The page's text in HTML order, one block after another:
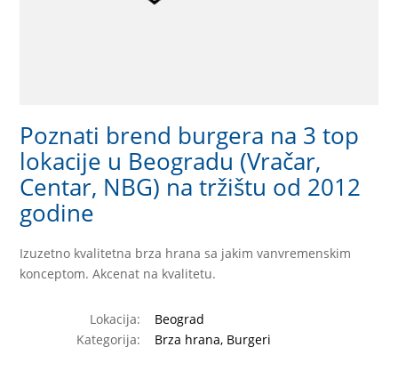
Poznati brend burgera na 3 top
lokacije u Beogradu (Vračar,
Centar, NBG) na tržištu od 2012
godine
Izuzetno kvalitetna brza hrana sa jakim vanvremenskim
konceptom. Akcenat na kvalitetu.
Lokacija:
Beograd
Kategorija:
Brza hrana, Burgeri